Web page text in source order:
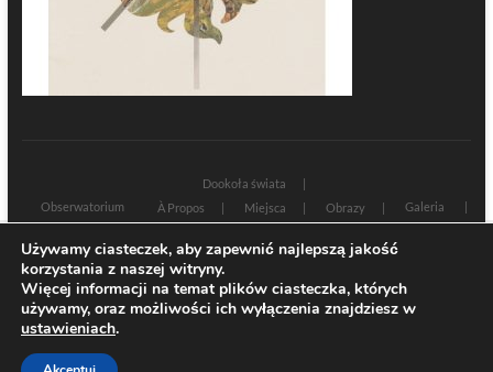
Dookoła świata
Obserwatorium
À Propos Miejsca Obrazy
Galeria
Sacrum profanum
Zamyślenia
Teksty
Znaki czasu
Rozmowy Świadectwa Na marginesie
| Designed by:Theme Freesia
Używamy ciasteczek, aby zapewnić najlepszą jakość
korzystania z naszej witryny.
Więcej informacji na temat plików ciasteczka, których
używamy, oraz możliwości ich wyłączenia znajdziesz w
ustawieniach.